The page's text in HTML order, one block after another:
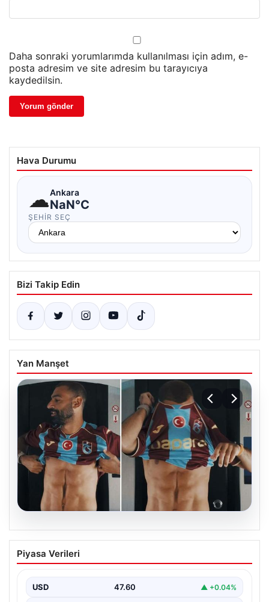
Daha sonraki yorumlarımda kullanılması için adım, e-
posta adresim ve site adresim bu tarayıcıya
kaydedilsin.
Hava Durumu
☁Ankara
NaN°C
ŞEHIR SEÇ
Bizi Takip Edin
Yan Manşet
05.08.2026
Mohamed Salah’ın karnındaki görüntü
gündem olmuştu! Gerçek ortaya çıktı
Piyasa Verileri
USD 47.60 ▲ +0.04%